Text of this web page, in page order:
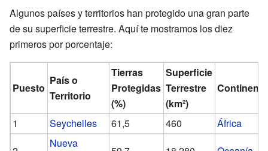
Algunos países y territorios han protegido una gran parte
de su superficie terrestre. Aquí te mostramos los diez
primeros por porcentaje:
Puesto
País o
Territorio
Tierras
Protegidas
(%)
Superficie
Terrestre
(km²)
Continente
1 Seychelles 61,5 460
África
Nueva